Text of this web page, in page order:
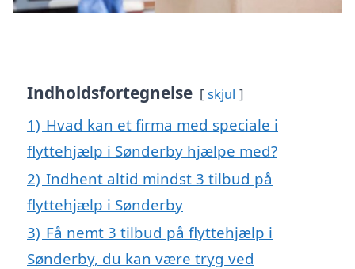
Indholdsfortegnelse skjul
1) Hvad kan et firma med speciale i
flyttehjælp i Sønderby hjælpe med?
2) Indhent altid mindst 3 tilbud på
flyttehjælp i Sønderby
3) Få nemt 3 tilbud på flyttehjælp i
Sønderby, du kan være tryg ved